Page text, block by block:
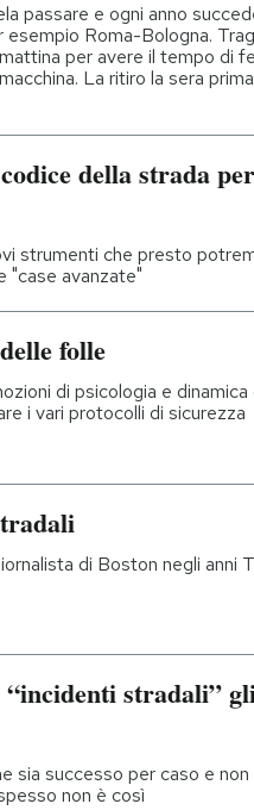
passare e ogni anno
esempio Roma-Bologna.
per avere il tempo di
La ritiro la sera
della strada per
strumenti che presto
"case avanzate"
folle
di psicologia e dinamica
i vari protocolli di sicurezza
di Boston negli anni
stradali”
sia successo per caso e non
non è così